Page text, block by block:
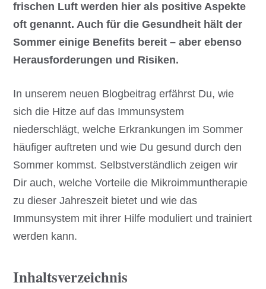
frischen Luft werden hier als positive Aspekte
oft genannt. Auch für die Gesundheit hält der
Sommer einige Benefits bereit – aber ebenso
Herausforderungen und Risiken.
In unserem neuen Blogbeitrag erfährst Du, wie
sich die Hitze auf das Immunsystem
niederschlägt, welche Erkrankungen im Sommer
häufiger auftreten und wie Du gesund durch den
Sommer kommst. Selbstverständlich zeigen wir
Dir auch, welche Vorteile die Mikroimmuntherapie
zu dieser Jahreszeit bietet und wie das
Immunsystem mit ihrer Hilfe moduliert und trainiert
werden kann.
Inhaltsverzeichnis